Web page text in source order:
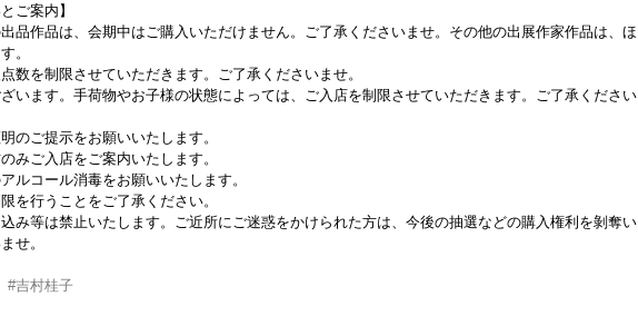
ご案内】
品作品は、会期中はご購入いただけません。ご了承くださいませ。その他の出展作家作品は、ほ
。
数を制限させていただきます。ご了承くださいませ。
います。手荷物やお子様の状態によっては、ご入店を制限させていただきます。ご了承ください
のご提示をお願いいたします。
みご入店をご案内いたします。
ルコール消毒をお願いいたします。
を行うことをご了承ください。
み等は禁止いたします。ご近所にご迷惑をかけられた方は、今後の抽選などの購入権利を剝奪い
せ。
#吉村桂子